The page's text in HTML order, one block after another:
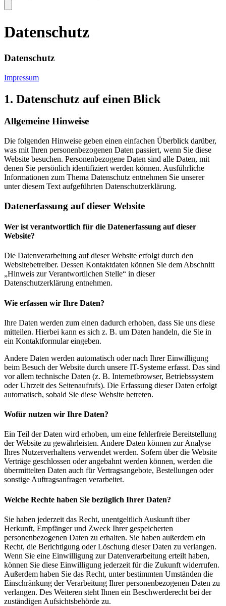
Datenschutz
Datenschutz
Impressum
1. Datenschutz auf einen Blick
Allgemeine Hinweise
Die folgenden Hinweise geben einen einfachen Überblick darüber,
was mit Ihren personenbezogenen Daten passiert, wenn Sie diese
Website besuchen. Personenbezogene Daten sind alle Daten, mit
denen Sie persönlich identifiziert werden können. Ausführliche
Informationen zum Thema Datenschutz entnehmen Sie unserer
unter diesem Text aufgeführten Datenschutzerklärung.
Datenerfassung auf dieser Website
Wer ist verantwortlich für die Datenerfassung auf dieser
Website?
Die Datenverarbeitung auf dieser Website erfolgt durch den
Websitebetreiber. Dessen Kontaktdaten können Sie dem Abschnitt
„Hinweis zur Verantwortlichen Stelle“ in dieser
Datenschutzerklärung entnehmen.
Wie erfassen wir Ihre Daten?
Ihre Daten werden zum einen dadurch erhoben, dass Sie uns diese
mitteilen. Hierbei kann es sich z. B. um Daten handeln, die Sie in
ein Kontaktformular eingeben.
Andere Daten werden automatisch oder nach Ihrer Einwilligung
beim Besuch der Website durch unsere IT-Systeme erfasst. Das sind
vor allem technische Daten (z. B. Internetbrowser, Betriebssystem
oder Uhrzeit des Seitenaufrufs). Die Erfassung dieser Daten erfolgt
automatisch, sobald Sie diese Website betreten.
Wofür nutzen wir Ihre Daten?
Ein Teil der Daten wird erhoben, um eine fehlerfreie Bereitstellung
der Website zu gewährleisten. Andere Daten können zur Analyse
Ihres Nutzerverhaltens verwendet werden. Sofern über die Website
Verträge geschlossen oder angebahnt werden können, werden die
übermittelten Daten auch für Vertragsangebote, Bestellungen oder
sonstige Auftragsanfragen verarbeitet.
Welche Rechte haben Sie bezüglich Ihrer Daten?
Sie haben jederzeit das Recht, unentgeltlich Auskunft über
Herkunft, Empfänger und Zweck Ihrer gespeicherten
personenbezogenen Daten zu erhalten. Sie haben außerdem ein
Recht, die Berichtigung oder Löschung dieser Daten zu verlangen.
Wenn Sie eine Einwilligung zur Datenverarbeitung erteilt haben,
können Sie diese Einwilligung jederzeit für die Zukunft widerrufen.
Außerdem haben Sie das Recht, unter bestimmten Umständen die
Einschränkung der Verarbeitung Ihrer personenbezogenen Daten zu
verlangen. Des Weiteren steht Ihnen ein Beschwerderecht bei der
zuständigen Aufsichtsbehörde zu.